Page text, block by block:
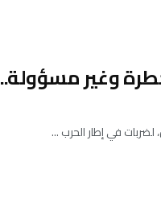
وغير مسؤولة..